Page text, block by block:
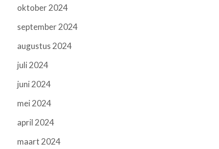
oktober 2024
september 2024
augustus 2024
juli 2024
juni 2024
mei 2024
april 2024
maart 2024